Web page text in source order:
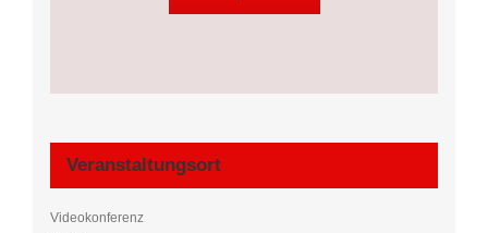
Veranstaltungsort
Videokonferenz